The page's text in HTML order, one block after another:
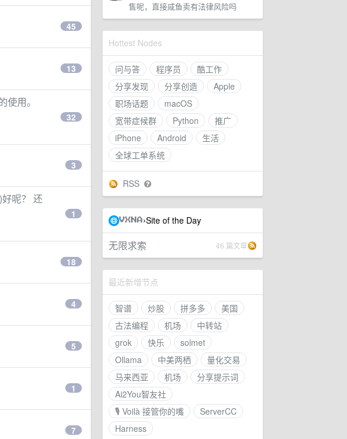
售呢，直接咸鱼卖有法律风险吗
Hottest Nodes
问与答 程序员
酷工作
分享发现
分享创造
Apple
职场话题
macOS
宽带症候群
Python
推广
iPhone
Android
生活
全球工单系统
RSS
VXNA ›Site of the Day
无限求索 46 篇文章
最近新增节点
智谱 炒股 拼多多
美国
古法编程
机场
中转站
grok
快乐
solmet
Ollama
中美两栖
量化交易
马来西亚
机场
分享提示词
Ai2You智友社
🎙 Voilà 接管你的嘴
ServerCC
Harness
45
13
用。
32
3
呢？ 还
1
18
4
5
1
7